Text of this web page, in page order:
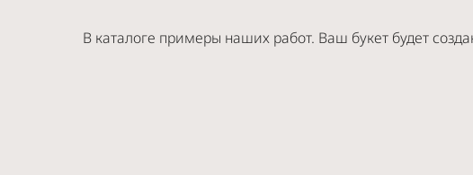
В каталоге примеры наших работ. Ваш букет будет